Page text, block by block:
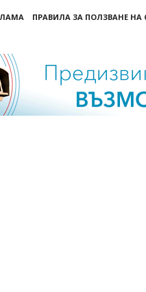
ПРАВИЛА ЗА ПОЛЗВАНЕ НА